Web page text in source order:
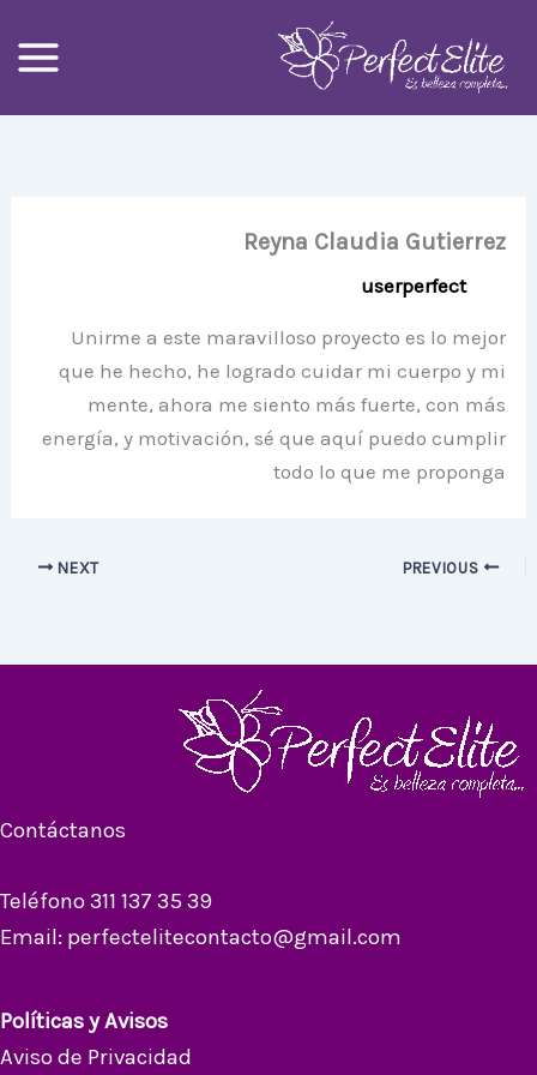
content
Reyna Claudia Gutierrez
Unirme a este maravilloso proyecto es lo mejor
que he hecho, he logrado cuidar mi cuerpo y mi
mente, ahora me siento más fuerte, con más
energía, y motivación, sé que aquí puedo cumplir
todo lo que me proponga
NEXT
Contáctanos
Teléfono 311 137 35 39
Email: perfectelitecontacto@gmail.com
Políticas y Avisos
Aviso de Privacidad